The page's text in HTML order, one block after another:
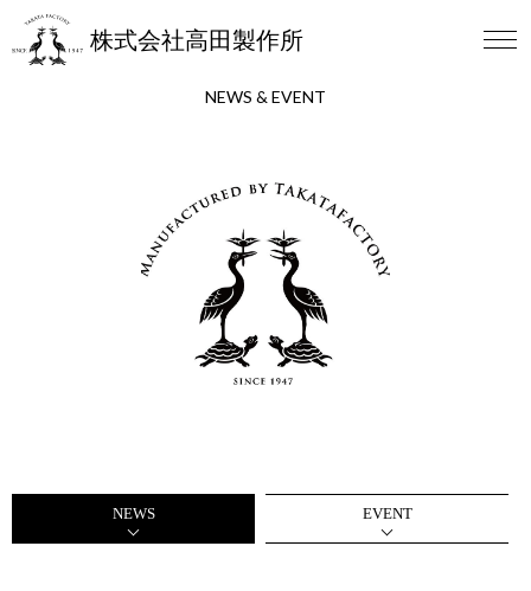
株式会社高田製作所
NEWS & EVENT
NEWS EVENT